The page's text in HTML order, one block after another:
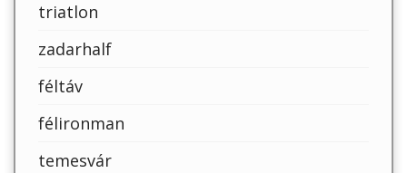
triatlon
zadarhalf
féltáv
félironman
temesvár